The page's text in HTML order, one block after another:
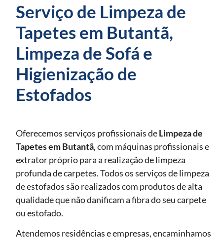
Serviço de Limpeza de
Tapetes em Butantã,
Limpeza de Sofá e
Higienização de
Estofados
Oferecemos serviços profissionais deLimpeza de
Tapetesem Butantã, com máquinas profissionais e
extrator próprio para a realização de limpeza
profunda de carpetes. Todos os serviços de limpeza
de estofados são realizados com produtos de alta
qualidade que não danificam a fibra do seu carpete
ou estofado.
Atendemos residências e empresas, encaminhamos